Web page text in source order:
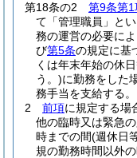
第18条の2
第9条第1
て「管理職員」と
務の運営の必要によ
び第5条の規定に基
くは年末年始の休
う。)に勤務をした
務手当を支給する。
2
前項に規定する場
他の臨時又は緊急
時までの間(週休日
規の勤務時間以外